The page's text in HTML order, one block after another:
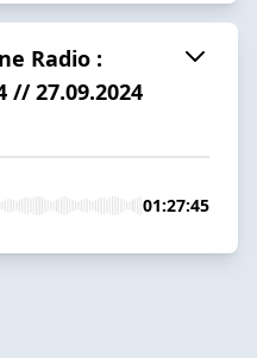
Radio :
// 27.09.2024
01:27:45